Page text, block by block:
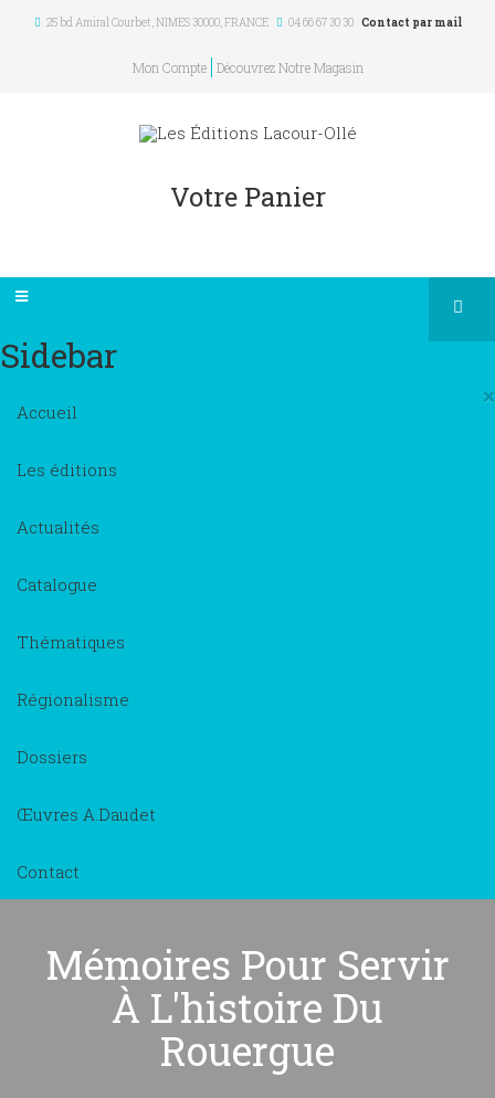
25 bd Amiral Courbet, NIMES 30000,FRANCE 04 66 67 30 30 Contact par mail
Mon Compte Découvrez Notre Magasin
Votre Panier
Sidebar
×
Accueil
Les éditions
Actualités
Catalogue
Thématiques
Régionalisme
Dossiers
Œuvres A.Daudet
Contact
Mémoires Pour Servir
À L'histoire Du
Rouergue